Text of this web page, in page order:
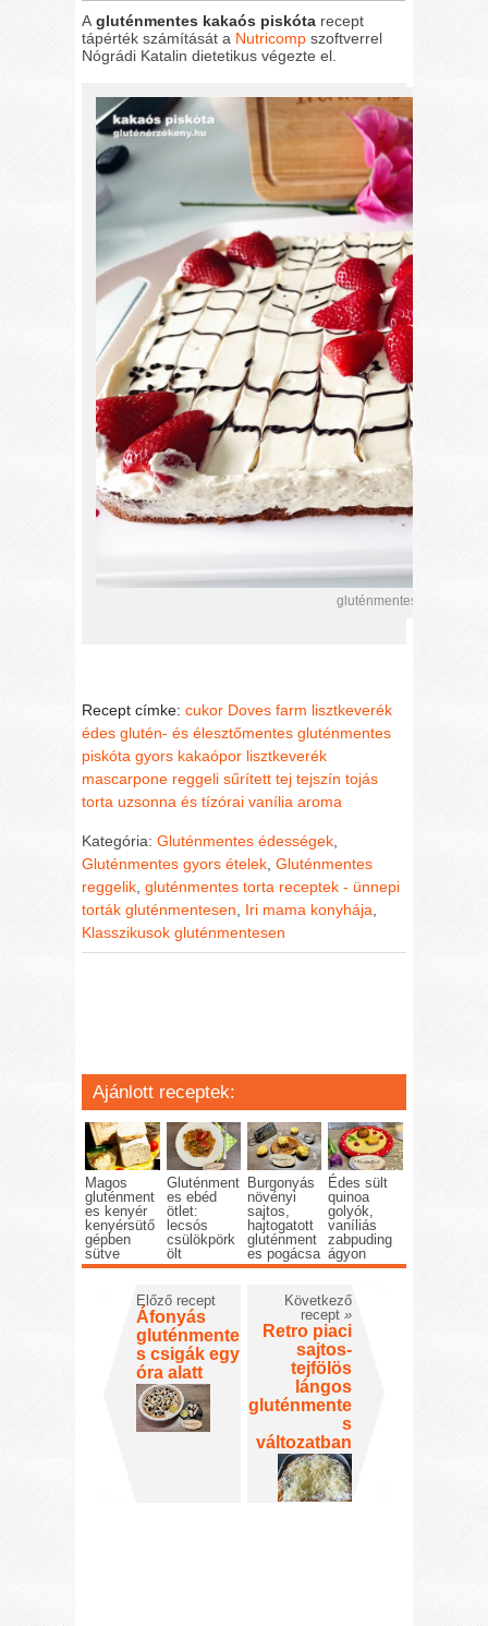
A gluténmentes kakaós piskóta recept
tápérték számítását a Nutricomp szoftverrel
Nógrádi Katalin dietetikus végezte el.
gluténmentes kakaós
Recept címke:cukor Doves farm lisztkeverék
édes glutén- és élesztőmentes gluténmentes
piskóta gyors kakaópor lisztkeverék
mascarpone reggeli sűrített tej tejszín tojás
torta uzsonna és tízórai vanília aroma
Kategória:Gluténmentes édességek
Gluténmentes gyors ételek ,Gluténmentes
reggelik ,gluténmentes torta receptek - ünnepi
torták gluténmentesen
Iri mama konyhája
Klasszikusok gluténmentesen
Ajánlott receptek:
Magos
gluténment
es kenyér
kenyérsütő
gépben
sütve
Gluténment
es ebéd
ötlet:
lecsós
csülökpörk
ölt
Burgonyás
növényi
sajtos,
hajtogatott
gluténment
es pogácsa
Édes sült
quinoa
golyók,
vaníliás
zabpuding
ágyon
Előző recept
Áfonyás
gluténmente
s csigák egy
óra alatt
Következő
recept »
Retro piaci
sajtos-
tejfölös
lángos
gluténmente
s
változatban